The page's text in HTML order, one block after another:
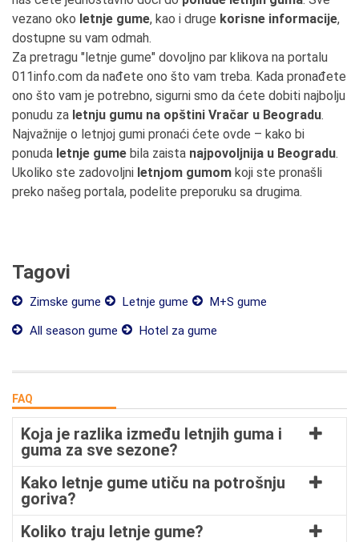
vezano oko letnje gume, kao i druge korisne informacije,
dostupne su vam odmah.
Za pretragu "letnje gume" dovoljno par klikova na portalu
011info.com da nađete ono što vam treba. Kada pronađete
ono što vam je potrebno, sigurni smo da ćete dobiti najbolju
ponudu za letnju gumu na opštini Vračar u Beogradu.
Najvažnije o letnjoj gumi pronaći ćete ovde – kako bi
ponuda letnje gume bila zaista najpovoljnija u Beogradu.
Ukoliko ste zadovoljni letnjom gumom koji ste pronašli
preko našeg portala, podelite preporuku sa drugima.
Tagovi
Zimske gume Letnje gume
M+S gume
All season gume
Hotel za gume
FAQ
Koja je razlika između letnjih guma i
guma za sve sezone?
Kako letnje gume utiču na potrošnju
goriva?
Koliko traju letnje gume?